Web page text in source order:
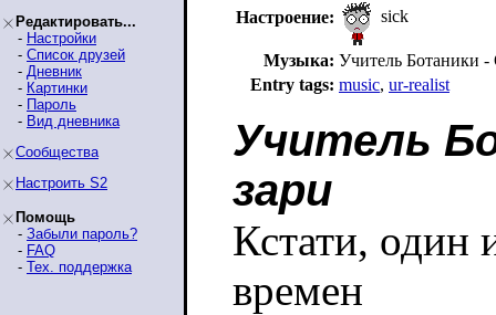
Редактировать...
- Настройки
- Список друзей
- Дневник
- Картинки
- Пароль
- Вид дневника
Сообщества
Настроить S2
Помощь
- Забыли пароль?
- FAQ
- Тех. поддержка
Настроение: sick
Музыка: Учитель Ботаники -
Entry tags: music, ur-realist
Учитель
зари
Кстати, один
времен